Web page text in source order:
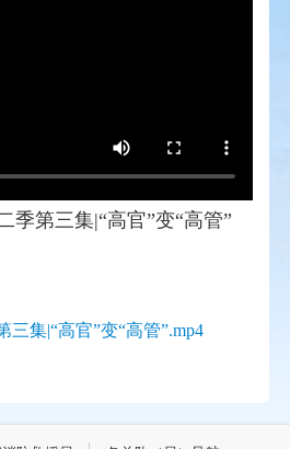
季第三集|“高官”变“高管”
三集|“高官”变“高管”.mp4